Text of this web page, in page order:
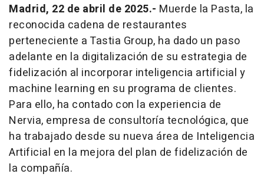
Madrid, 22 de abril de 2025.- Muerde la Pasta, la
reconocida cadena de restaurantes
perteneciente a Tastia Group, ha dado un paso
adelante en la digitalización de su estrategia de
fidelización al incorporar inteligencia artificial y
machine learning en su programa de clientes.
Para ello, ha contado con la experiencia de
Nervia, empresa de consultoría tecnológica, que
ha trabajado desde su nueva área de Inteligencia
Artificial en la mejora del plan de fidelización de
la compañía.